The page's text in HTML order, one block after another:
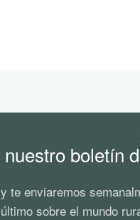
boletín
te enviaremos
sobre el mundo